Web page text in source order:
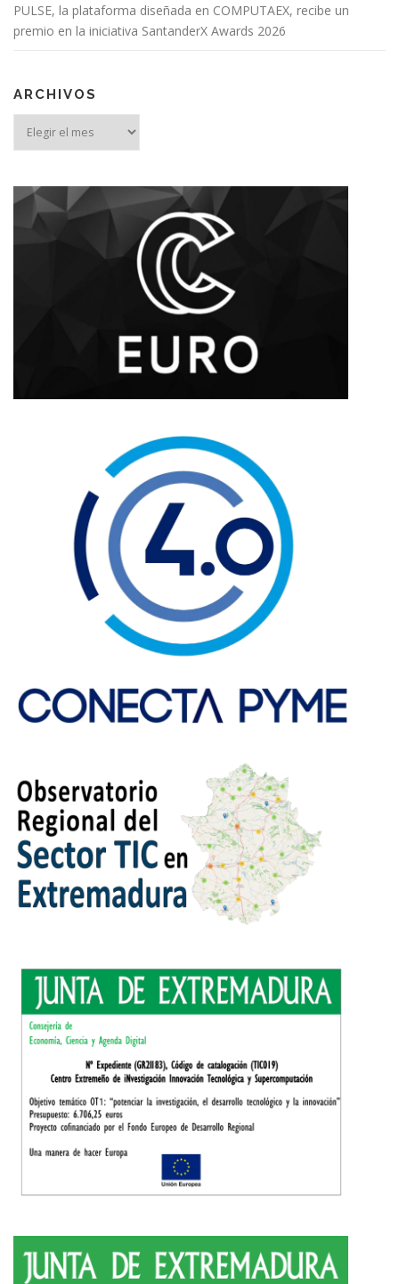
PULSE, la plataforma diseñada en COMPUTAEX, recibe un
premio en la iniciativa SantanderX Awards 2026
ARCHIVOS